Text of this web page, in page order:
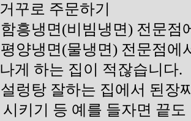
꾸로 주문하기
흥냉면(비빔냉면) 전문점
양냉면(물냉면) 전문점에
게 하는 집이 적잖습니다.
렁탕 잘하는 집에서 된장
시키기 등 예를 들자면 끝도